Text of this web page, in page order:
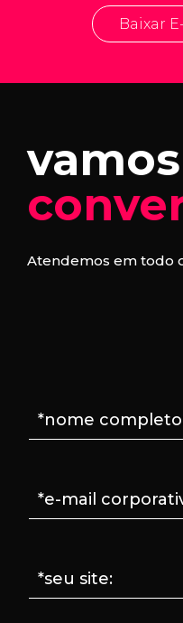
Baixar
vamos
Atendemos em todo
*nome
*e-mail
*seu site: